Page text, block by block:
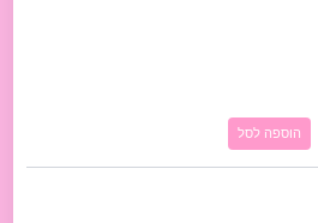
הוספה לסל